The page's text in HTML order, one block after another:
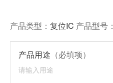
产品类型： 复位IC 产品型号：
产品用途 （必填项）